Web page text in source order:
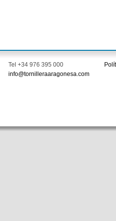
Tel +34 976 395 000
info@tornilleraaragonesa.com